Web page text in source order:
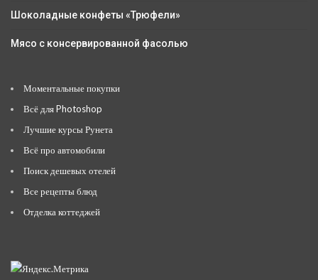
Шоколадные конфеты «Трюфели»
Мясо с консервированной фасолью
Моментальные покупки
Всё для Photoshop
Лучшие курсы Рунета
Всё про автомобили
Поиск дешевых отелей
Все рецепты блюд
Отделка коттеджей